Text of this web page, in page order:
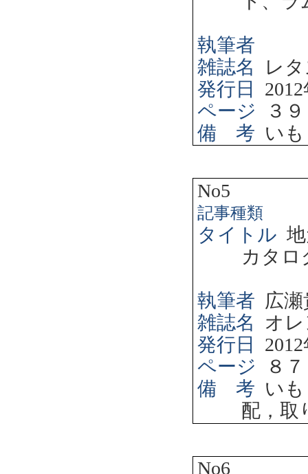
執筆者
雑誌名
レ
発行日
2012
ページ
３
備 考 い
No5
記事種類
タイトル
カタ
執筆者 広
雑誌名
オ
発行日
2012
ページ
８７
備 考 い
配，取
No6